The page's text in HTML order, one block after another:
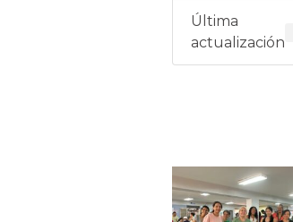
Última
actualización